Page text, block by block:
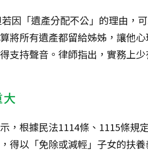
因「遺產分配不公」的理由，
將所有遺產都留給姊姊，讓他
支持聲音。律師指出，實務上
，根據民法1114條、1115條規
得以「免除或減輕」子女的扶養